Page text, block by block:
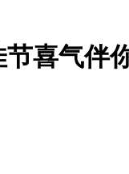
节喜气伴